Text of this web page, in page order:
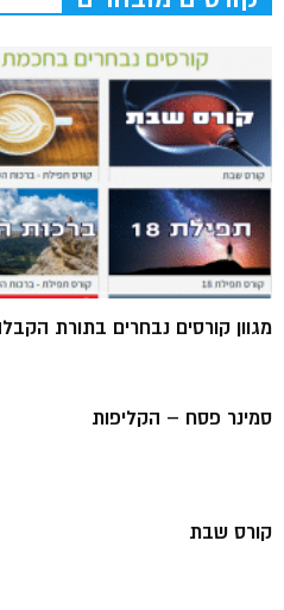
מגוון קורסים נבחרים בתורת
סמינר פסח – הקליפות
קורס שבת